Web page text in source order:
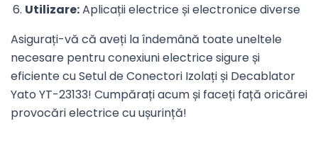
Utilizare:Aplicații electrice și electronice diverse
Asigurați-vă că aveți la îndemână toate uneltele
necesare pentru conexiuni electrice sigure și
eficiente cu Setul de Conectori Izolați și Decablator
Yato YT-23133! Cumpărați acum și faceți față oricărei
provocări electrice cu ușurință!